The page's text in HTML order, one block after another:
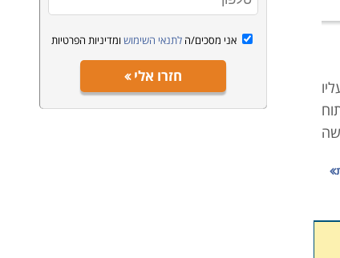
את
אני מסכים/הלתנאי השימוש ומדיניות הפרטיות
חזרו אלי